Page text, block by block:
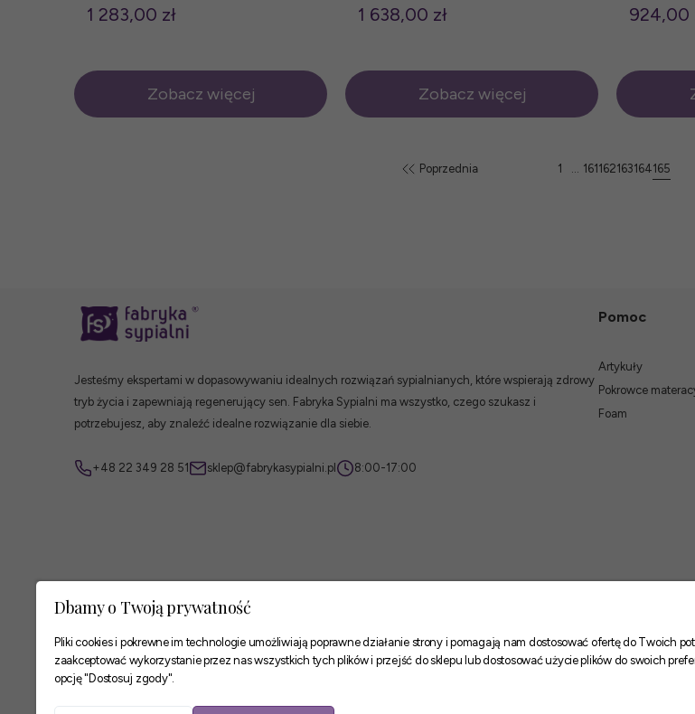
1 283,00 zł
Zobacz więcej
1 638,00 zł
Zobacz więcej
924,00
Poprzednia 1 161 162163164165
Jesteśmy ekspertami w dopasowywaniu idealnych rozwiązań sypialnianych, które wspierają zdrowy
tryb życia i zapewniają regenerujący sen. Fabryka Sypialni ma wszystko, czego szukasz i
potrzebujesz, aby znaleźć idealne rozwiązanie dla siebie.
+48 22 349 28 51 sklep@fabrykasypialni.pl 8:00-17:00
Pomoc
Artykuły
Pokrowce
Foam
Zaufane płatności
Dbamy o Twoją prywatność
Pliki cookies i pokrewne im technologie umożliwiają poprawne działanie strony i pomagają nam dostosować ofertę do Twoich
zaakceptować wykorzystanie przez nas wszystkich tych plików i przejść do sklepu lub dostosować użycie plików do swoich
opcję "Dostosuj zgody".